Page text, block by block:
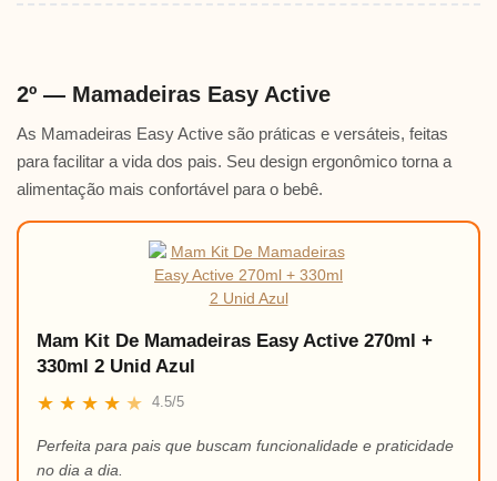
2º — Mamadeiras Easy Active
As Mamadeiras Easy Active são práticas e versáteis, feitas
para facilitar a vida dos pais. Seu design ergonômico torna a
alimentação mais confortável para o bebê.
Mam Kit De Mamadeiras Easy Active 270ml +
330ml 2 Unid Azul
★ ★ ★ ★ ★ 4.5/5
Perfeita para pais que buscam funcionalidade e praticidade
no dia a dia.